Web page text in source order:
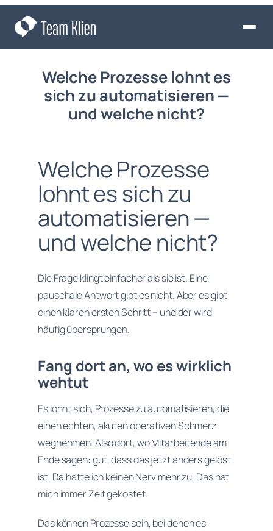
Inhalt
springen
Welche Prozesse lohnt es
sich zu automatisieren —
und welche nicht?
Welche Prozesse
lohnt es sich zu
automatisieren —
und welche nicht?
Die Frage klingt einfacher als sie ist. Eine
pauschale Antwort gibt es nicht. Aber es gibt
einen klaren ersten Schritt – und der wird
häufig übersprungen.
Fang dort an, wo es wirklich
wehtut
Es lohnt sich, Prozesse zu automatisieren, die
einen echten, akuten operativen Schmerz
wegnehmen. Also dort, wo Mitarbeitende am
Ende sagen: gut, dass das jetzt anders gelöst
ist. Da hatte ich keinen Nerv mehr zu. Das hat
mich immer Zeit gekostet.
Das können Prozesse sein, bei denen es